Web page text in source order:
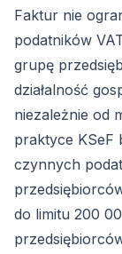
Faktur nie
podatników
grupę
działalność
niezależnie od
praktyce KSeF
czynnych
do limitu 200